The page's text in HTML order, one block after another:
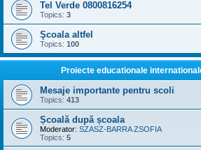
Tel Verde 0800816254
Topics: 3
Şcoala altfel
Topics: 100
Proiecte educationale
Mesaje importante pentru scoli
Topics: 413
Școală după școala
Moderator: SZASZ-BARRA ZSOFIA
Topics: 5